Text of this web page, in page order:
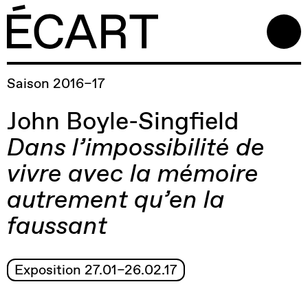
Saison 2016–17
John Boyle-Singfield
Dans l’impossibilité de
vivre avec la mémoire
autrement qu’en la
faussant
Exposition 27.01–26.02.17